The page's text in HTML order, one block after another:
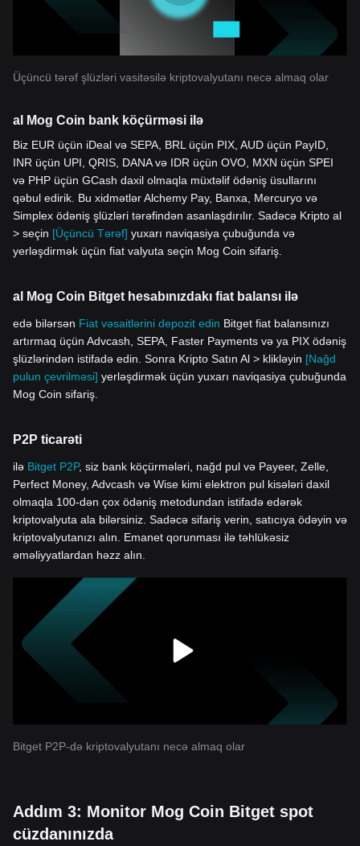
Üçüncü tərəf şlüzləri vasitəsilə kriptovalyutanı necə almaq olar
al Mog Coin bank köçürməsi ilə
Biz EUR üçün iDeal və SEPA, BRL üçün PIX, AUD üçün PayID,
INR üçün UPI, QRIS, DANA və IDR üçün OVO, MXN üçün SPEI
və PHP üçün GCash daxil olmaqla müxtəlif ödəniş üsullarını
qəbul edirik. Bu xidmətlər Alchemy Pay, Banxa, Mercuryo və
Simplex ödəniş şlüzləri tərəfindən asanlaşdırılır. Sadəcə Kripto al
> seçin [Üçüncü Tərəf] yuxarı naviqasiya çubuğunda və
yerləşdirmək üçün fiat valyuta seçin Mog Coin sifariş.
al Mog Coin Bitget hesabınızdakı fiat balansı ilə
edə bilərsən Fiat vəsaitlərini depozit edin Bitget fiat balansınızı
artırmaq üçün Advcash, SEPA, Faster Payments və ya PIX ödəniş
şlüzlərindən istifadə edin. Sonra Kripto Satın Al > klikləyin [Nağd
pulun çevrilməsi] yerləşdirmək üçün yuxarı naviqasiya çubuğunda
Mog Coin sifariş.
P2P ticarəti
ilə Bitget P2P, siz bank köçürmələri, nağd pul və Payeer, Zelle,
Perfect Money, Advcash və Wise kimi elektron pul kisələri daxil
olmaqla 100-dən çox ödəniş metodundan istifadə edərək
kriptovalyuta ala bilərsiniz. Sadəcə sifariş verin, satıcıya ödəyin və
kriptovalyutanızı alın. Emanet qorunması ilə təhlükəsiz
əməliyyatlardan həzz alın.
Bitget P2P-də kriptovalyutanı necə almaq olar
Addım 3: Monitor Mog Coin Bitget spot
cüzdanınızda